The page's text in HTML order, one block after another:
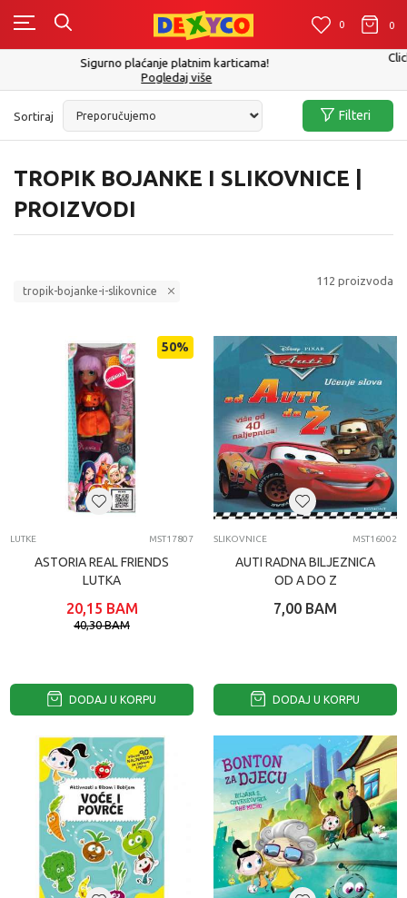
0 0
Click&Collect - Platite karticom Online i preuzmite u prodavnici po Vašem
izboru
Pogledaj više
TROPIK BOJANKE I SLIKOVNICE |
PROIZVODI
Sortiraj Filteri
tropik-bojanke-i-slikovnice
112 proizvoda
50%
LUTKE MST17807
ASTORIA REAL FRIENDS
LUTKA
20,15 BAM
40,30BAM
DODAJ U KORPU
SLIKOVNICE MST16002
AUTI RADNA BILJEZNICA
OD A DO Z
7,00 BAM
DODAJ U KORPU